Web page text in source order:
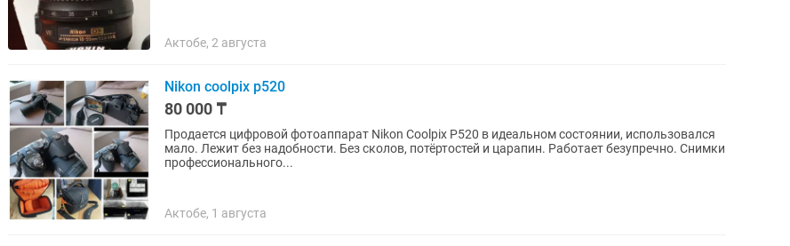
Актобе, 2 августа
Nikon coolpix p520
80 000 ₸
Продается цифровой фотоаппарат Nikon Coolpix P520 в идеальном состоянии, использовался
мало. Лежит без надобности. Без сколов, потёртостей и царапин. Работает безупречно. Снимки
профессионального...
Актобе, 1 августа